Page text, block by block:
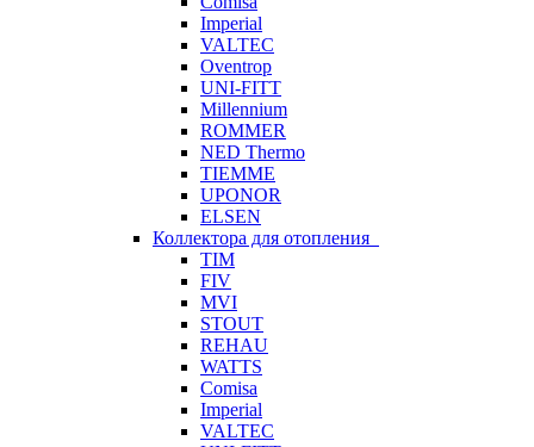
Imperial
VALTEC
Oventrop
UNI-FITT
Millennium
ROMMER
NED Thermo
TIEMME
UPONOR
ELSEN
Коллектора для отопления
TIM
FIV
MVI
STOUT
REHAU
WATTS
Comisa
Imperial
VALTEC